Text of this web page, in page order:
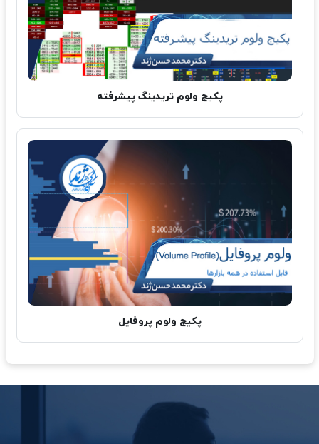
پکیج ولوم تریدینگ پیشرفته
پکیج ولوم پروفایل